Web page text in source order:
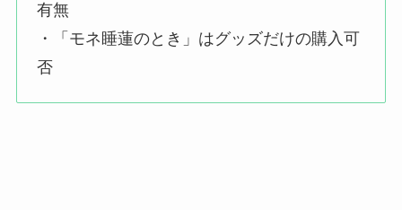
有無
・「モネ睡蓮のとき」はグッズだけの購入可
否